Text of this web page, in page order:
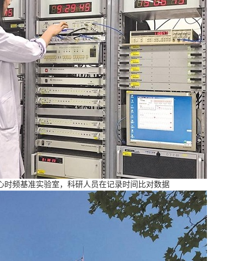
时频基准实验室，科研人员在记录时间比对数据